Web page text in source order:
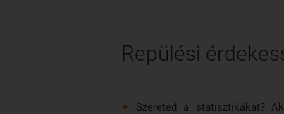
Repülési
Szereted a statisztikákat?